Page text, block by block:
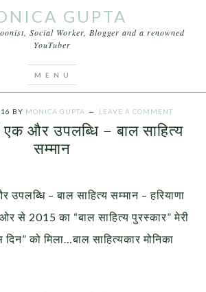
GUPTA
Social Worker, Blogger and a renowned
YouTuber
सम्मान
BY MONICA GUPTA LEAVE A COMMENT
एक और उपलब्धि – बाल साहित्य
सम्मान
उपलब्धि – बाल साहित्य सम्मान – हरियाणा
से 2015 का “बाल साहित्य पुरस्कार” मेरी
दिन” को मिला…बाल साहित्यकार मोनिका